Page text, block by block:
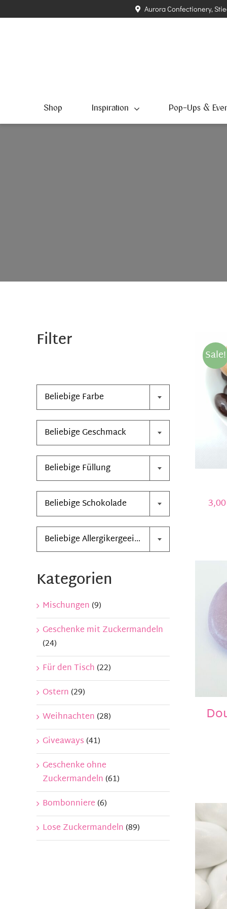
Inhalt
Aurora Confectionery,
Shop Inspiration Pop-Ups &
Filter
Beliebige Farbe

Beliebige Geschmack

Beliebige Füllung

Beliebige Schokolade

Beliebige Allergikergeeignet
Kategorien
Mischungen (9)
Geschenke mit Zuckermandeln
(24)
Für den Tisch (22)
Ostern (29)
Weihnachten (28)
Giveaways (41)
Geschenke ohne
Zuckermandeln (61)
Bombonniere (6)
Lose Zuckermandeln (89)
Sale!